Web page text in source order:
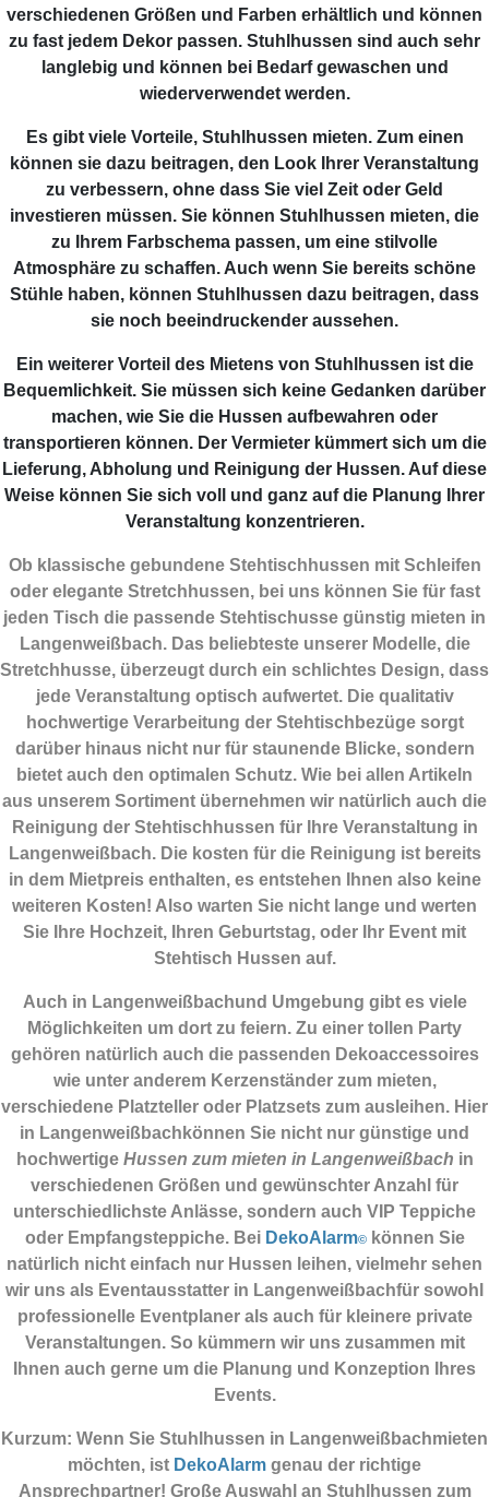
verschiedenen Größen und Farben erhältlich und können
zu fast jedem Dekor passen. Stuhlhussen sind auch sehr
langlebig und können bei Bedarf gewaschen und
wiederverwendet werden.
Es gibt viele Vorteile, Stuhlhussen mieten. Zum einen
können sie dazu beitragen, den Look Ihrer Veranstaltung
zu verbessern, ohne dass Sie viel Zeit oder Geld
investieren müssen. Sie können Stuhlhussen mieten, die
zu Ihrem Farbschema passen, um eine stilvolle
Atmosphäre zu schaffen. Auch wenn Sie bereits schöne
Stühle haben, können Stuhlhussen dazu beitragen, dass
sie noch beeindruckender aussehen.
Ein weiterer Vorteil des Mietens von Stuhlhussen ist die
Bequemlichkeit. Sie müssen sich keine Gedanken darüber
machen, wie Sie die Hussen aufbewahren oder
transportieren können. Der Vermieter kümmert sich um die
Lieferung, Abholung und Reinigung der Hussen. Auf diese
Weise können Sie sich voll und ganz auf die Planung Ihrer
Veranstaltung konzentrieren.
Ob klassische gebundene Stehtischhussen mit Schleifen
oder elegante Stretchhussen, bei uns können Sie für fast
jeden Tisch die passende Stehtischusse günstig mieten in
Langenweißbach. Das beliebteste unserer Modelle, die
Stretchhusse, überzeugt durch ein schlichtes Design, dass
jede Veranstaltung optisch aufwertet. Die qualitativ
hochwertige Verarbeitung der Stehtischbezüge sorgt
darüber hinaus nicht nur für staunende Blicke, sondern
bietet auch den optimalen Schutz. Wie bei allen Artikeln
aus unserem Sortiment übernehmen wir natürlich auch die
Reinigung der Stehtischhussen für Ihre Veranstaltung in
Langenweißbach. Die kosten für die Reinigung ist bereits
in dem Mietpreis enthalten, es entstehen Ihnen also keine
weiteren Kosten! Also warten Sie nicht lange und werten
Sie Ihre Hochzeit, Ihren Geburtstag, oder Ihr Event mit
Stehtisch Hussen auf.
Auch in Langenweißbachund Umgebung gibt es viele
Möglichkeiten um dort zu feiern. Zu einer tollen Party
gehören natürlich auch die passenden Dekoaccessoires
wie unter anderem Kerzenständer zum mieten,
verschiedene Platzteller oder Platzsets zum ausleihen. Hier
in Langenweißbachkönnen Sie nicht nur günstige und
hochwertige Hussen zum mieten in Langenweißbach in
verschiedenen Größen und gewünschter Anzahl für
unterschiedlichste Anlässe, sondern auch VIP Teppiche
oder Empfangsteppiche. Bei DekoAlarm©
können Sie
natürlich nicht einfach nur Hussen leihen, vielmehr sehen
wir uns als Eventausstatter in Langenweißbachfür sowohl
professionelle Eventplaner als auch für kleinere private
Veranstaltungen. So kümmern wir uns zusammen mit
Ihnen auch gerne um die Planung und Konzeption Ihres
Events.
Kurzum: Wenn Sie Stuhlhussen in Langenweißbachmieten
möchten, ist DekoAlarm genau der richtige
Ansprechpartner! Große Auswahl an Stuhlhussen zum